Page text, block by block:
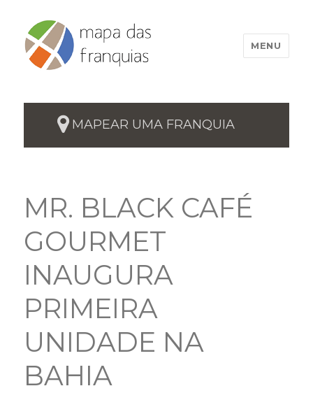
MENU
MAPEAR UMA FRANQUIA
MR. BLACK CAFÉ
GOURMET
INAUGURA
PRIMEIRA
UNIDADE NA
BAHIA